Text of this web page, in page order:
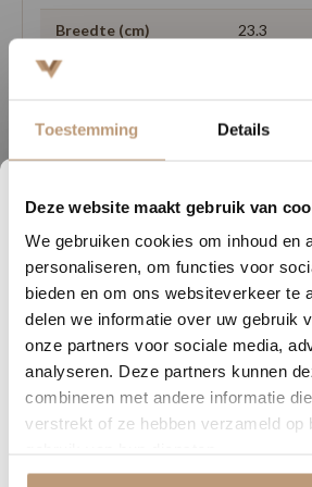
6
DAGEN
22
UREN
55
MINUTEN
Nu tijdelijk 10%
jouw
Vraag snel een offerte aan en
Bekijk plak PVC
Toestemming Details
Deze website maakt gebruik van
We gebruiken cookies om inhoud en
personaliseren, om functies voor
bieden en om ons websiteverkeer te
delen we informatie over uw gebruik
onze partners voor sociale media,
analyseren. Deze partners kunnen
combineren met andere informatie
verstrekt of ze hebben verzameld op
Breedte (cm) 23.3
Lengte (cm)
vloerverwarming
ja
gebruik)
Ervaringen van
9.8/ 10 op basis van